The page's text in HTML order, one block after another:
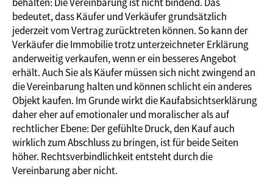
bedeutet, dass Käufer und Verkäufer grundsätzlich
jederzeit vom Vertrag zurücktreten können. So kann der
Verkäufer die Immobilie trotz unterzeichneter Erklärung
anderweitig verkaufen, wenn er ein besseres Angebot
erhält. Auch Sie als Käufer müssen sich nicht zwingend an
die Vereinbarung halten und können schlicht ein anderes
Objekt kaufen. Im Grunde wirkt die Kaufabsichtserklärung
daher eher auf emotionaler und moralischer als auf
rechtlicher Ebene: Der gefühlte Druck, den Kauf auch
wirklich zum Abschluss zu bringen, ist für beide Seiten
höher. Rechtsverbindlichkeit entsteht durch die
Vereinbarung aber nicht.